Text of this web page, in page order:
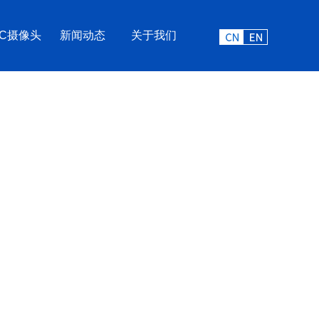
摄像头 新闻动态 关于我们